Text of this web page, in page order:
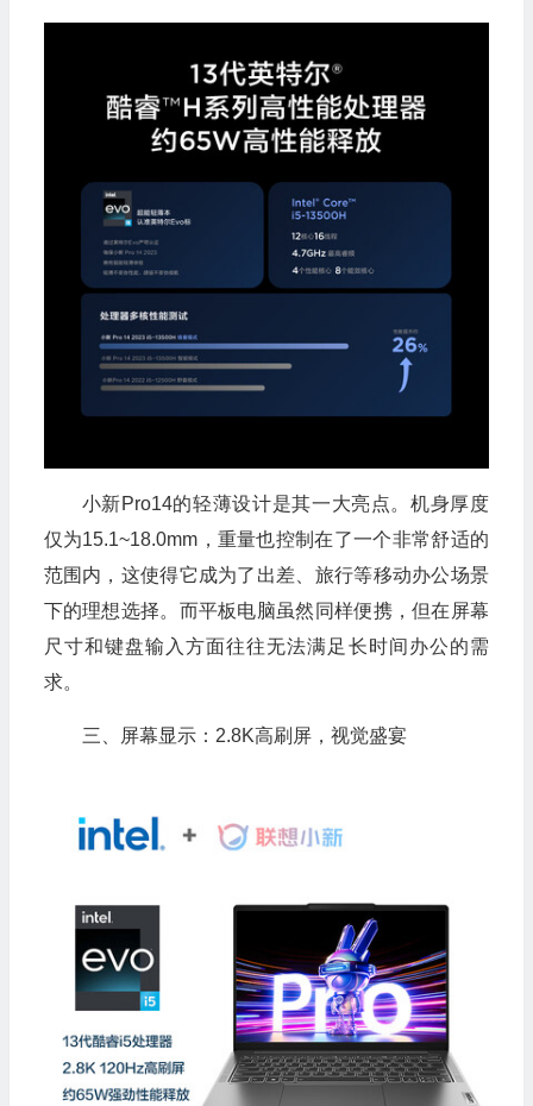
小新Pro14的轻薄设计是其一大亮点。机身厚度
仅为15.1~18.0mm，重量也控制在了一个非常舒适的
范围内，这使得它成为了出差、旅行等移动办公场景
下的理想选择。而平板电脑虽然同样便携，但在屏幕
尺寸和键盘输入方面往往无法满足长时间办公的需
求。
三、屏幕显示：2.8K高刷屏，视觉盛宴